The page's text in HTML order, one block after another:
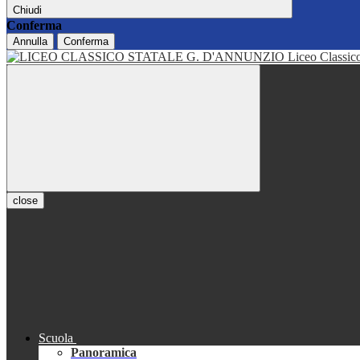
Chiudi
Conferma
Annulla Conferma
Liceo
close
Scuola
Panoramica